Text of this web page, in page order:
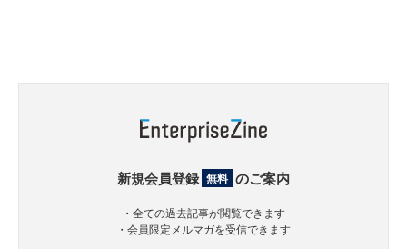
新規会員登録 無料 のご案内
・全ての過去記事が閲覧できます
・会員限定メルマガを受信できます